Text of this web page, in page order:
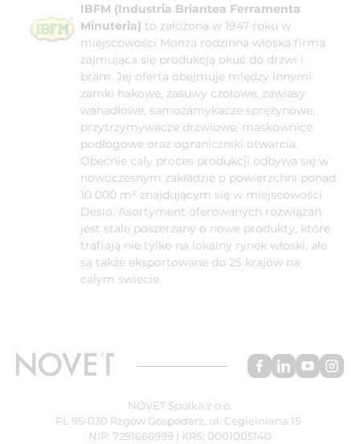
IBFM (Industria Briantea Ferramenta
Minuteria) to założona w 1947 roku w
miejscowości Monza rodzinna włoska firma
zajmująca się produkcją okuć do drzwi i
bram. Jej oferta obejmuje między innymi
zamki hakowe, zasuwy czołowe, zawiasy
wahadłowe, samozamykacze sprężynowe,
przytrzymywacze drzwiowe, maskownice
podłogowe oraz ograniczniki otwarcia.
Obecnie cały proces produkcji odbywa się w
nowoczesnym zakładzie o powierzchni ponad
10 000 m² znajdującym się w miejscowości
Desio. Asortyment oferowanych rozwiązań
jest stale poszerzany o nowe produkty, które
trafiają nie tylko na lokalny rynek włoski, ale
są także eksportowane do 25 krajów na
całym świecie.
NOVET Spółka z o.o.
PL 95-030 Rzgów Gospodarz, ul. Cegielniana 15
NIP: 7291666999 | KRS: 0001005140